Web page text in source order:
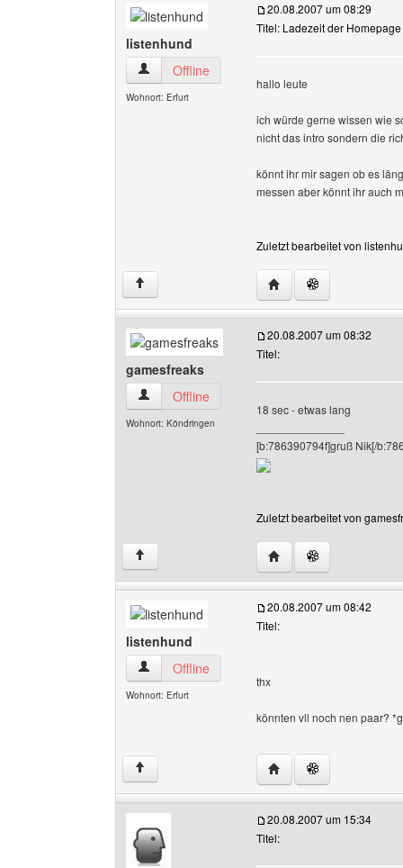
listenhund
listenhund Benutzer-Profile anzeigen
Offline
Wohnort: Erfurt
20.08.2007 um 08:29
Titel: Ladezeit der Homepage
hallo leute
ich würde gerne wissen wie
nicht das intro sondern die
könnt ihr mir sagen ob es
messen aber könnt ihr auch
Zuletzt bearbeitet von
↑ Website dieses
gamesfreaks
gamesfreaks Benutzer-Profile anzeigen
Offline
Wohnort: Köndringen
20.08.2007 um 08:32
Titel:
18 sec - etwas lang
[b:786390794f]gruß Nik[/
Zuletzt bearbeitet von
↑ Website dieses
listenhund
listenhund Benutzer-Profile anzeigen
Offline
Wohnort: Erfurt
20.08.2007 um 08:42
Titel:
thx
könnten vll noch nen paar?
↑ Website dieses
20.08.2007 um 15:34
Titel: